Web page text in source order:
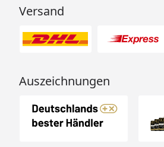
Versand
Auszeichnungen